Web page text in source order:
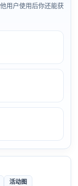
用户使用后你还能获
活动图